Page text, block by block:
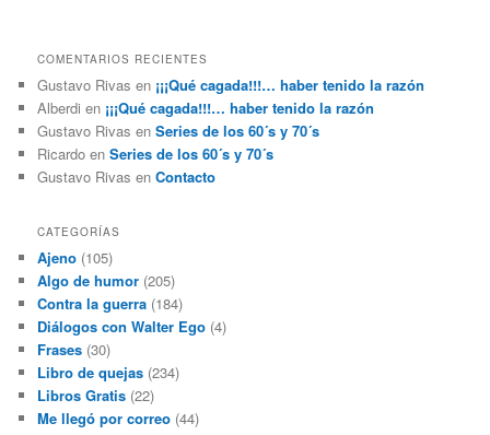
COMENTARIOS RECIENTES
Gustavo Rivas en ¡¡¡Qué cagada!!!… haber tenido la razón
Alberdi en ¡¡¡Qué cagada!!!… haber tenido la razón
Gustavo Rivas enSeries de los 60´s y 70´s
Ricardo enSeries de los 60´s y 70´s
Gustavo Rivas enContacto
CATEGORÍAS
Ajeno (105)
Algo de humor (205)
Contra la guerra (184)
Diálogos con Walter Ego (4)
Frases (30)
Libro de quejas (234)
Libros Gratis (22)
Me llegó por correo (44)